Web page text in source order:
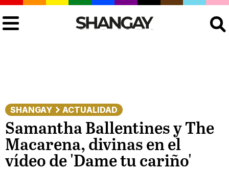
SHANGAY ACTUALIDAD
Samantha Ballentines y The
Macarena, divinas en el
vídeo de 'Dame tu cariño'